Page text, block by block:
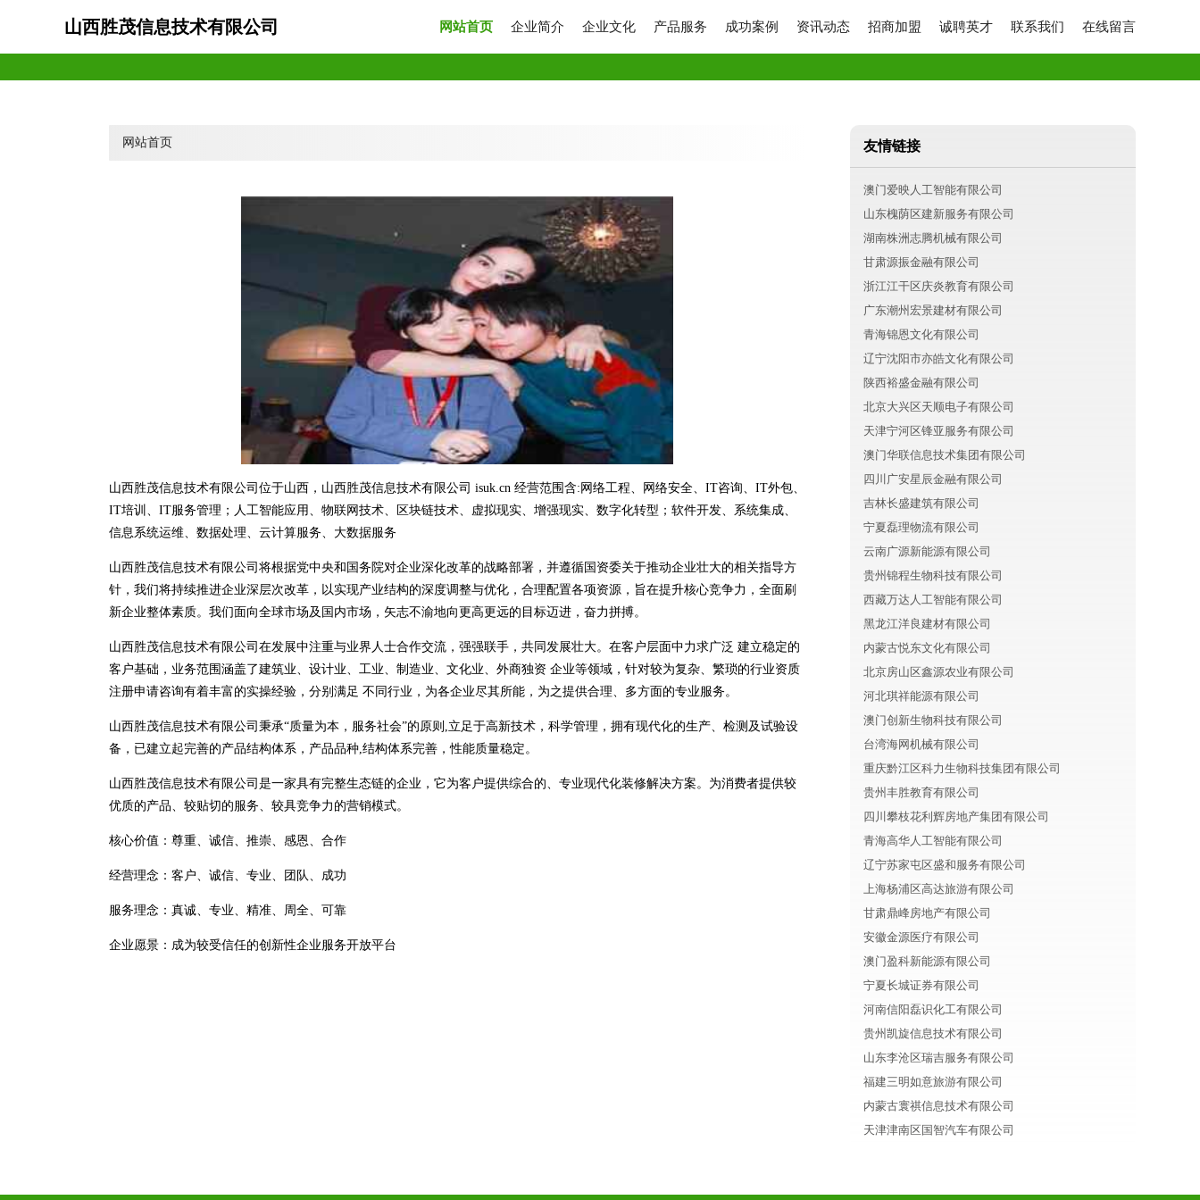
山西胜茂信息技术有限公司 网站首页 企业简介 企业文化 产品服务 成功案例 资讯动态 招商加盟 诚聘英才 联系我们 在线留言
网站首页
山西胜茂信息技术有限公司位于山西，山西胜茂信息技术有限公司 isuk.cn 经营范围含:网络工程、网络安全、IT咨询、IT外包、
IT培训、IT服务管理；人工智能应用、物联网技术、区块链技术、虚拟现实、增强现实、数字化转型；软件开发、系统集成、
信息系统运维、数据处理、云计算服务、大数据服务
山西胜茂信息技术有限公司将根据党中央和国务院对企业深化改革的战略部署，并遵循国资委关于推动企业壮大的相关指导方
针，我们将持续推进企业深层次改革，以实现产业结构的深度调整与优化，合理配置各项资源，旨在提升核心竞争力，全面刷
新企业整体素质。我们面向全球市场及国内市场，矢志不渝地向更高更远的目标迈进，奋力拼搏。
山西胜茂信息技术有限公司在发展中注重与业界人士合作交流，强强联手，共同发展壮大。在客户层面中力求广泛 建立稳定的
客户基础，业务范围涵盖了建筑业、设计业、工业、制造业、文化业、外商独资 企业等领域，针对较为复杂、繁琐的行业资质
注册申请咨询有着丰富的实操经验，分别满足 不同行业，为各企业尽其所能，为之提供合理、多方面的专业服务。
山西胜茂信息技术有限公司秉承“质量为本，服务社会”的原则,立足于高新技术，科学管理，拥有现代化的生产、检测及试验设
备，已建立起完善的产品结构体系，产品品种,结构体系完善，性能质量稳定。
山西胜茂信息技术有限公司是一家具有完整生态链的企业，它为客户提供综合的、专业现代化装修解决方案。为消费者提供较
优质的产品、较贴切的服务、较具竞争力的营销模式。
核心价值：尊重、诚信、推崇、感恩、合作
经营理念：客户、诚信、专业、团队、成功
服务理念：真诚、专业、精准、周全、可靠
企业愿景：成为较受信任的创新性企业服务开放平台
友情链接
澳门爱映人工智能有限公司
山东槐荫区建新服务有限公司
湖南株洲志腾机械有限公司
甘肃源振金融有限公司
浙江江干区庆炎教育有限公司
广东潮州宏景建材有限公司
青海锦恩文化有限公司
辽宁沈阳市亦皓文化有限公司
陕西裕盛金融有限公司
北京大兴区天顺电子有限公司
天津宁河区锋亚服务有限公司
澳门华联信息技术集团有限公司
四川广安星辰金融有限公司
吉林长盛建筑有限公司
宁夏磊理物流有限公司
云南广源新能源有限公司
贵州锦程生物科技有限公司
西藏万达人工智能有限公司
黑龙江洋良建材有限公司
内蒙古悦东文化有限公司
北京房山区鑫源农业有限公司
河北琪祥能源有限公司
澳门创新生物科技有限公司
台湾海网机械有限公司
重庆黔江区科力生物科技集团有限公司
贵州丰胜教育有限公司
四川攀枝花利辉房地产集团有限公司
青海高华人工智能有限公司
辽宁苏家屯区盛和服务有限公司
上海杨浦区高达旅游有限公司
甘肃鼎峰房地产有限公司
安徽金源医疗有限公司
澳门盈科新能源有限公司
宁夏长城证券有限公司
河南信阳磊识化工有限公司
贵州凯旋信息技术有限公司
山东李沧区瑞吉服务有限公司
福建三明如意旅游有限公司
内蒙古寰祺信息技术有限公司
天津津南区国智汽车有限公司